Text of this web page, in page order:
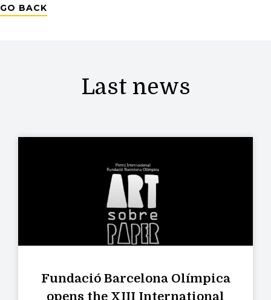
GO BACK
Last news
Fundació Barcelona Olímpica
opens the XIII International